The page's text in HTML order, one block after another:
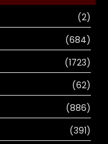
(2)
(684)
(1723)
(62)
(886)
(391)